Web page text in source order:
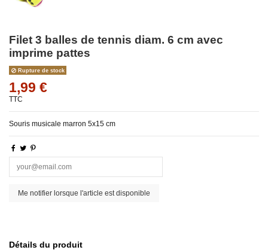
Filet 3 balles de tennis diam. 6 cm avec
imprime pattes
Rupture de stock
1,99 €
TTC
Souris musicale marron 5x15 cm
Détails du produit